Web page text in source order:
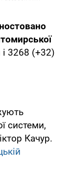
3268 (+32)
системи,
Качур.